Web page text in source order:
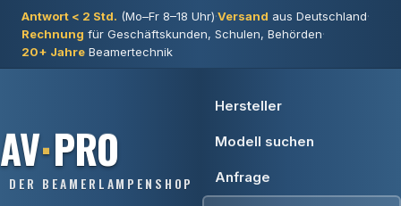
Antwort < 2 Std. (Mo–Fr 8–18 Uhr)·Versand aus Deutschland·
Rechnung für Geschäftskunden, Schulen, Behörden·
20+ Jahre Beamertechnik
AV·PRO
DER BEAMERLAMPENSHOP
Hersteller
Modell suchen
Anfrage